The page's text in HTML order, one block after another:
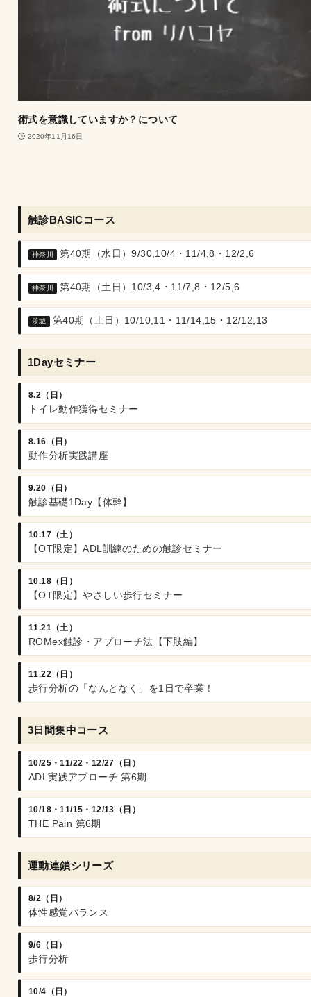
術式を意識していますか？について
2020年11月16日
触診BASICコース
神奈川 第40期（水日）9/30,10/4・11/4,8・12/2,6
神奈川 第40期（土日）10/3,4・11/7,8・12/5,6
茨城 第40期（土日）10/10,11・11/14,15・12/12,13
1Dayセミナー
8.2（日）
トイレ動作獲得セミナー
8.16（日）
動作分析実践講座
9.20（日）
触診基礎1Day【体幹】
10.17（土）
【OT限定】ADL訓練のための触診セミナー
10.18（日）
【OT限定】やさしい歩行セミナー
11.21（土）
ROMex触診・アプローチ法【下肢編】
11.22（日）
歩行分析の「なんとなく」を1日で卒業！
3日間集中コース
10/25・11/22・12/27（日）
ADL実践アプローチ 第6期
10/18・11/15・12/13（日）
THE Pain 第6期
運動連鎖シリーズ
8/2（日）
体性感覚バランス
9/6（日）
歩行分析
10/4（日）